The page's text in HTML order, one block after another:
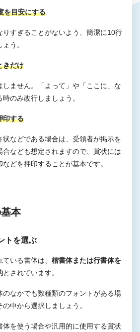
を目安にする
りすぎることがないよう、簡潔に10行
う。
きだけ
ません。「よって」や「ここに」な
のみ改行しましょう。
印する
などである場合は、受領者が掲示を
なども想定されますので、賞状には
どを押印することが基本です。
本
トを選ぶ
いる書体は、 楷書体または行書体を
とされています。
のなかでも数種類のフォントがある場
中から選択しましょう。
を使う場合や汎用的に使用する賞状